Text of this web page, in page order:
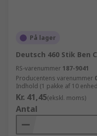
På lager
Deutsch 460 Stik Ben
RS-varenummer 187-9041
Producentens varenummer
Indhold (1 pakke af 10
Kr. 41,45(ekskl. moms)
Antal